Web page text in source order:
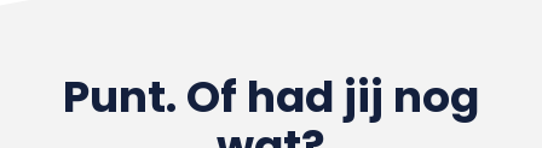
Punt. Of had jij nog